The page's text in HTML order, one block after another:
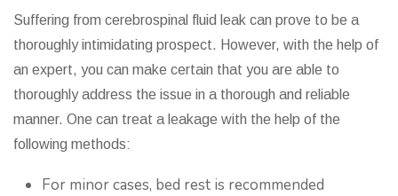
Suffering from cerebrospinal fluid leak can prove to be a
thoroughly intimidating prospect. However, with the help of
an expert, you can make certain that you are able to
thoroughly address the issue in a thorough and reliable
manner. One can treat a leakage with the help of the
following methods:
For minor cases, bed rest is recommended